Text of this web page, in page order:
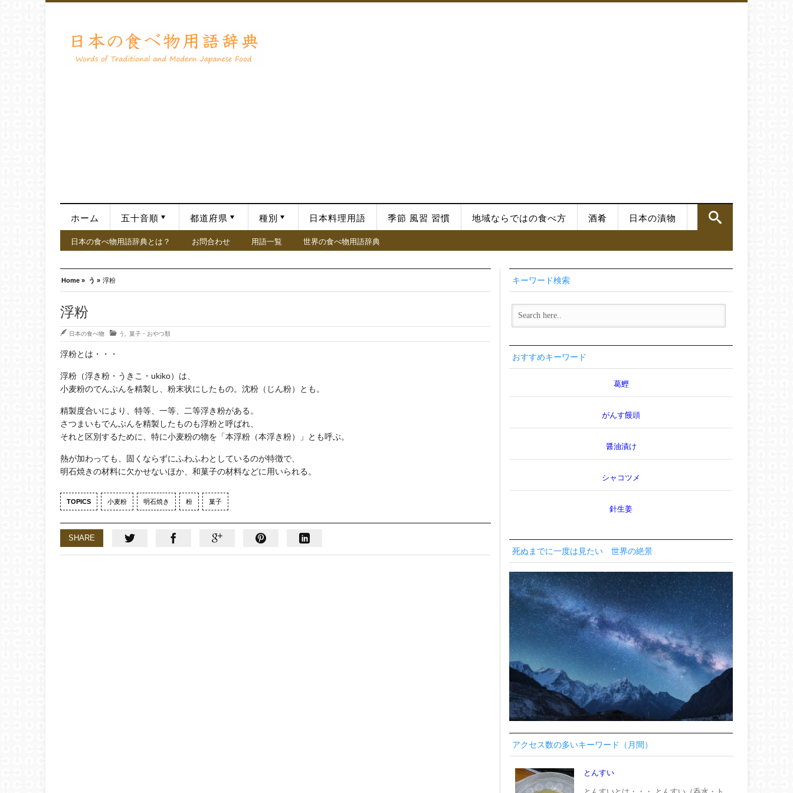
ホーム 五十音順 都道府県 種別 日本料理用語 季節 風習 習慣 地域ならではの食べ方 酒肴 日本の漬物
日本の食べ物用語辞典とは？ お問合わせ 用語一覧 世界の食べ物用語辞典
Home » う » 浮粉
浮粉
日本の食べ物 う 菓子・おやつ類
浮粉とは・・・
浮粉（浮き粉・うきこ・ukiko）は、
小麦粉のでんぷんを精製し、粉末状にしたもの。沈粉（じん粉）とも。
精製度合いにより、特等、一等、二等浮き粉がある。
さつまいもでんぷんを精製したものも浮粉と呼ばれ、
それと区別するために、特に小麦粉の物を「本浮粉（本浮き粉）」とも呼ぶ。
熱が加わっても、固くならずにふわふわとしているのが特徴で、
明石焼きの材料に欠かせないほか、和菓子の材料などに用いられる。
TOPICS 小麦粉 明石焼き 粉 菓子
SHARE
キーワード検索
おすすめキーワード
葛鰹
がんす饅頭
醤油漬け
シャコツメ
針生姜
死ぬまでに一度は見たい 世界の絶景
アクセス数の多いキーワード（月間）
とんすい
とんすいとは・・・ とんすい（呑水・ト